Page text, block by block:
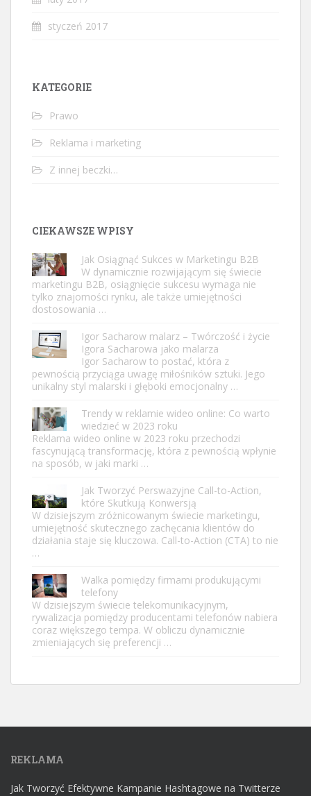
styczeń 2017
KATEGORIE
Prawo
Reklama i marketing
Z innej beczki…
CIEKAWSZE WPISY
Jak Osiągnąć Sukces w Marketingu B2B
W dynamicznie rozwijającym się świecie
marketingu B2B, osiągnięcie sukcesu wymaga nie
tylko znajomości rynku, ale także umiejętności
dostosowania …
Igor Sacharow malarz – Twórczość i życie
Igora Sacharowa jako malarza
Igor Sacharow to postać, która z
pewnością przyciąga uwagę miłośników sztuki. Jego
unikalny styl malarski i głęboki emocjonalny …
Trendy w reklamie wideo online: Co warto
wiedzieć w 2023 roku
Reklama wideo online w 2023 roku przechodzi
fascynującą transformację, która z pewnością wpłynie
na sposób, w jaki marki …
Jak Tworzyć Perswazyjne Call-to-Action,
które Skutkują Konwersją
W dzisiejszym zróżnicowanym świecie marketingu,
umiejętność skutecznego zachęcania klientów do
działania staje się kluczowa. Call-to-Action (CTA) to nie
…
Walka pomiędzy firmami produkującymi
telefony
W dzisiejszym świecie telekomunikacyjnym,
rywalizacja pomiędzy producentami telefonów nabiera
coraz większego tempa. W obliczu dynamicznie
zmieniających się preferencji …
REKLAMA
Jak Tworzyć Efektywne Kampanie Hashtagowe na Twitterze